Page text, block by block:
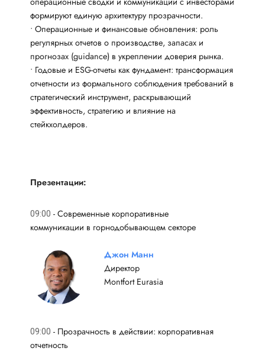
формируют единую архитектуру прозрачности.
• Операционные и финансовые обновления: роль
регулярных отчетов о производстве, запасах и
прогнозах (guidance) в укреплении доверия рынка.
• Годовые и ESG-отчеты как фундамент: трансформация
отчетности из формального соблюдения требований в
стратегический инструмент, раскрывающий
эффективность, стратегию и влияние на
стейкхолдеров.
Презентации:
09:00 - Современные корпоративные
коммуникации в горнодобывающем секторе
Джон Манн
Директор
Montfort Eurasia
09:00 - Прозрачность в действии: корпоративная
отчетность